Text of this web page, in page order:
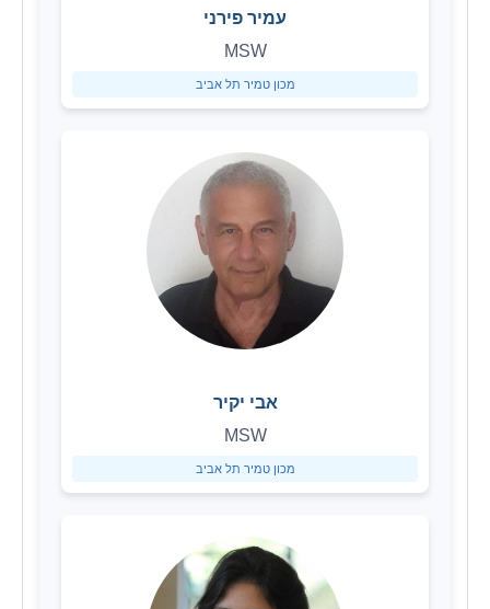
עמיר פירני
MSW
מכון טמיר תל אביב
אבי יקיר
MSW
מכון טמיר תל אביב